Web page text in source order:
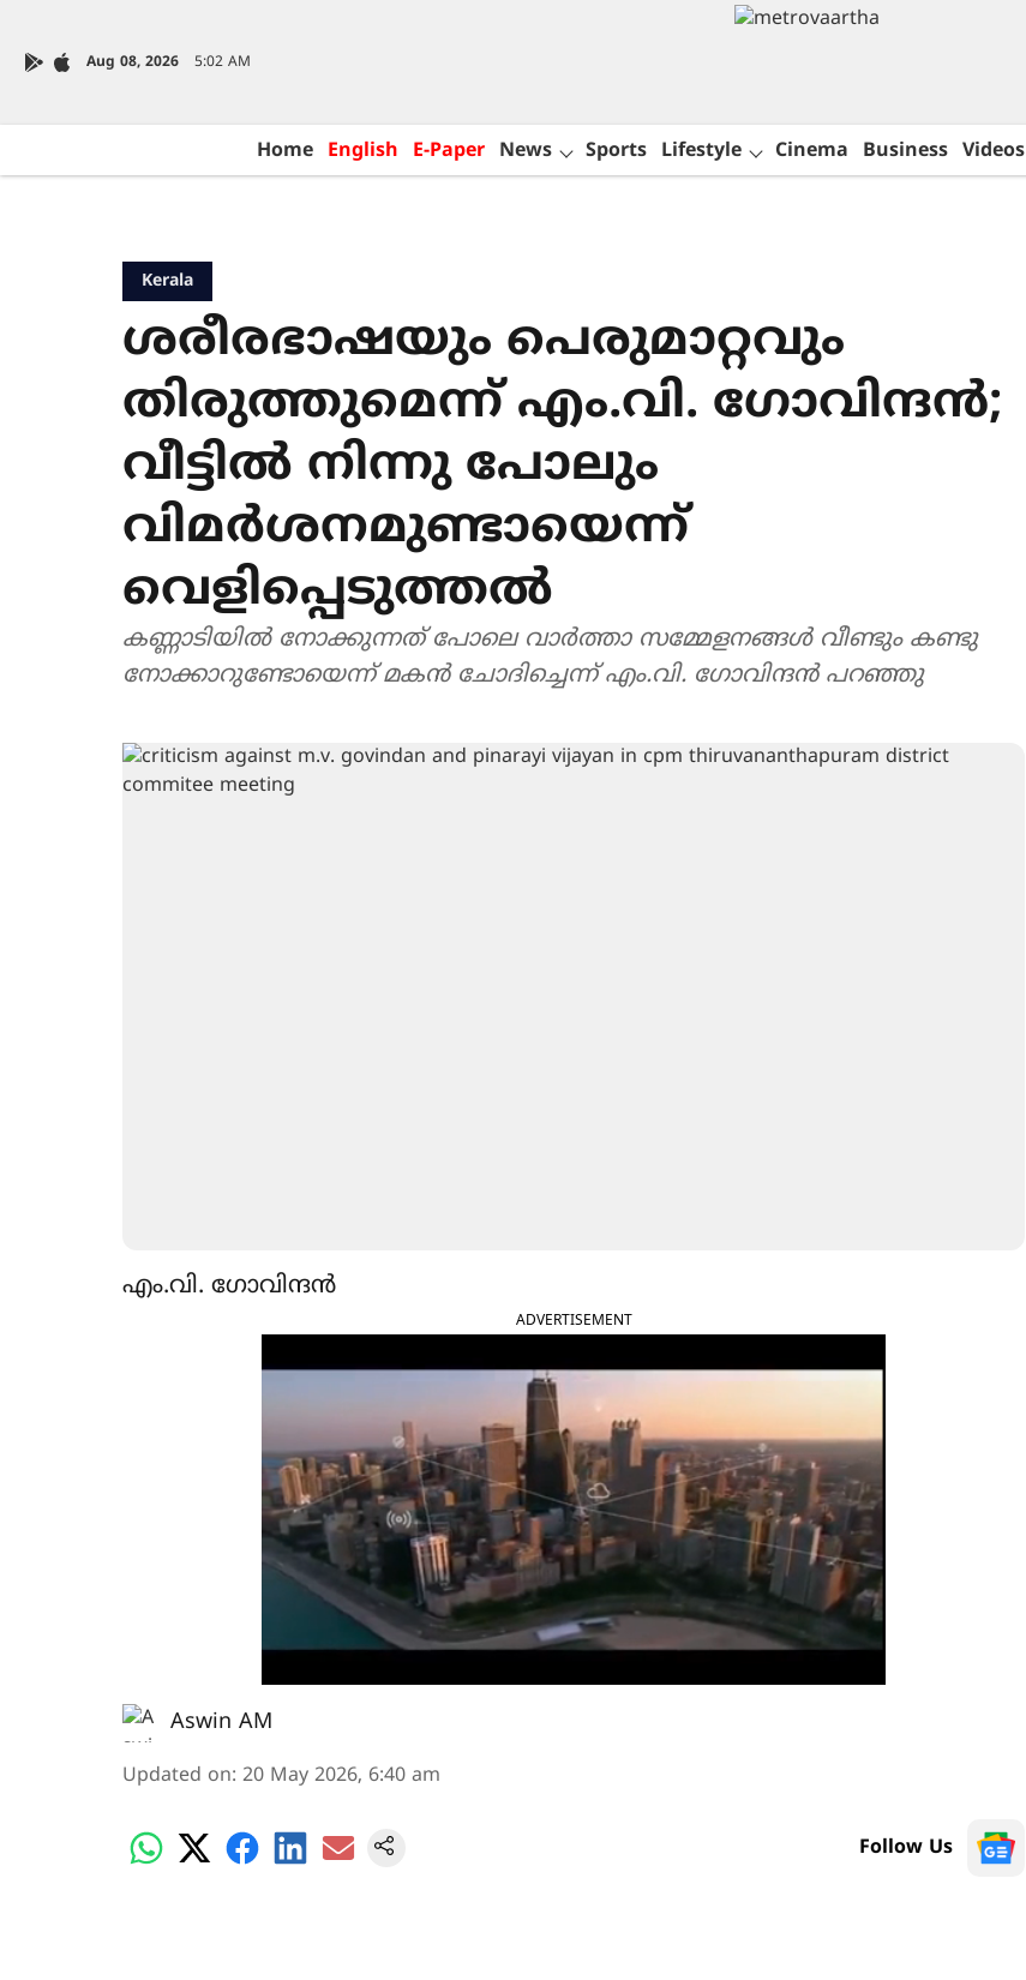
Aug 08, 2026 5:02 AM
Home English E-Paper News Sports Lifestyle Cinema Business Videos
Kerala
ശരീരഭാഷയും പെരുമാറ്റവും
തിരുത്തുമെന്ന് എം.വി. ഗോവിന്ദൻ;
വീട്ടിൽ നിന്നു പോലും
വിമർശനമുണ്ടായെന്ന്
വെളിപ്പെടുത്തൽ
കണ്ണാടിയിൽ നോക്കുന്നത് പോലെ വാർത്താ സമ്മേളനങ്ങൾ വീണ്ടും കണ്ടു
നോക്കാറുണ്ടോയെന്ന് മകൻ ചോദിച്ചെന്ന് എം.വി. ഗോവിന്ദൻ പറഞ്ഞു
എം.വി. ഗോവിന്ദൻ
ADVERTISEMENT
Aswin AM
Updated on: 20 May 2026, 6:40 am
Follow Us